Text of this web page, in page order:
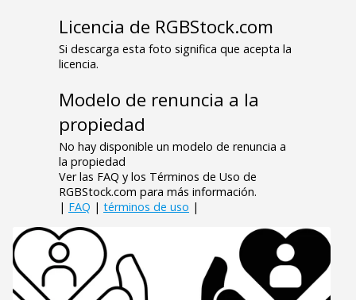
Licencia de RGBStock.com
Si descarga esta foto significa que acepta la
licencia.
Modelo de renuncia a la
propiedad
No hay disponible un modelo de renuncia a
la propiedad
Ver las FAQ y los Términos de Uso de
RGBStock.com para más información.
| FAQ | términos de uso |